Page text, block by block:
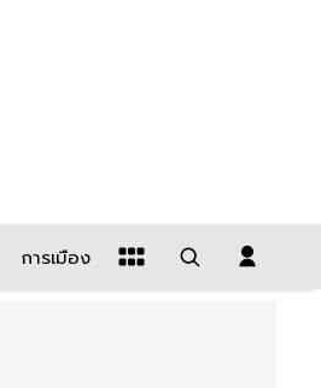
การเมือง